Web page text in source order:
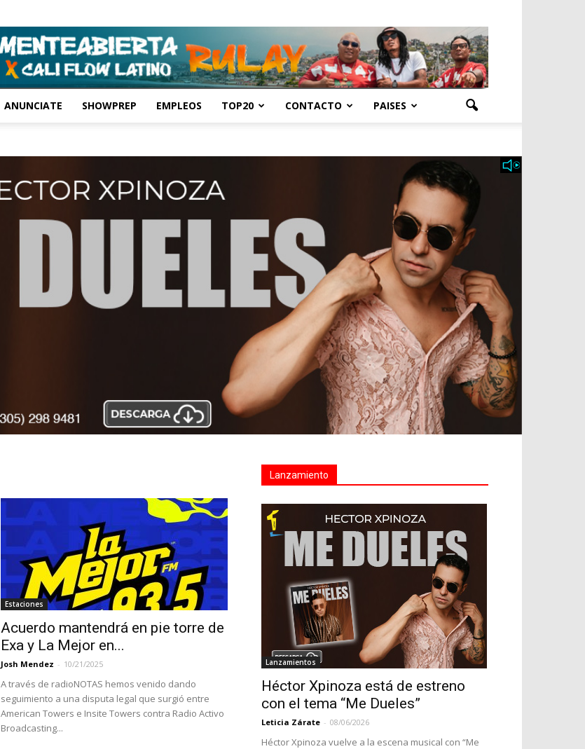
ANUNCIATE SHOWPREP EMPLEOS TOP20 CONTACTO PAISES
Estaciones
Acuerdo mantendrá en pie torre de
Exa y La Mejor en...
Josh Mendez - 10/21/2025
A través de radioNOTAS hemos venido dando
seguimiento a una disputa legal que surgió entre
American Towers e Insite Towers contra Radio Activo
Broadcasting...
Lanzamiento
Lanzamientos
Héctor Xpinoza está de estreno
con el tema “Me Dueles”
Leticia Zárate - 08/06/2026
Héctor Xpinoza vuelve a la escena musical con “Me